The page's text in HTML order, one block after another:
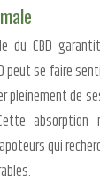
du CBD
peut se faire
pleinement de
absorption
qui